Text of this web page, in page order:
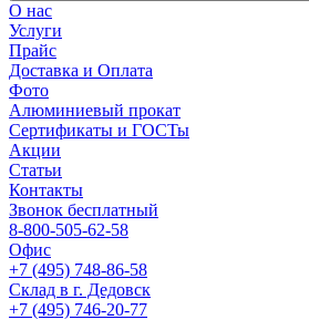
О нас
Услуги
Прайс
Доставка и Оплата
Фото
Алюминиевый прокат
Сертификаты и ГОСТы
Акции
Статьи
Контакты
Звонок бесплатный
8-800-505-62-58
Офис
+7 (495) 748-86-58
Склад в г. Дедовск
+7 (495) 746-20-77